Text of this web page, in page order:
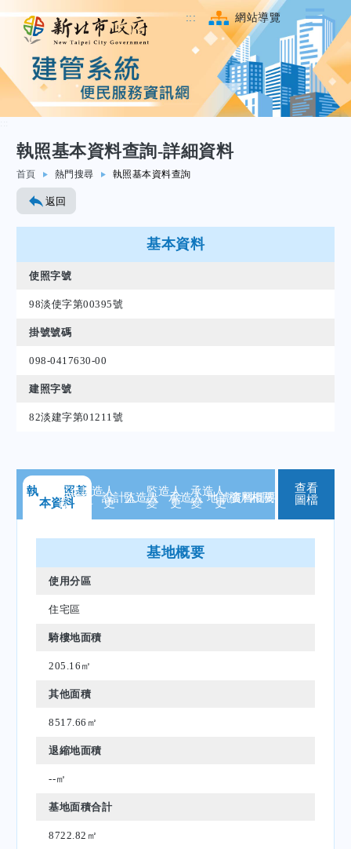
::: 網站導覽
跳至主要內容
執照基本資料查詢-詳細資料
首頁 熱門搜尋 執照基本資料查詢
返回
基本資料
使照字號
98淡使字第00395號
掛號號碼
098-0417630-00
建照字號
82淡建字第01211號
執 照基
本資料
起造人
資 料
起造人
變 更設計人監造人監造人
變 更承造人承造人
變 更
地號資料
樓層概要
相關執照
查看
圖檔
基地概要
使用分區
住宅區
騎樓地面積
205.16㎡
其他面積
8517.66㎡
退縮地面積
--㎡
基地面積合計
8722.82㎡